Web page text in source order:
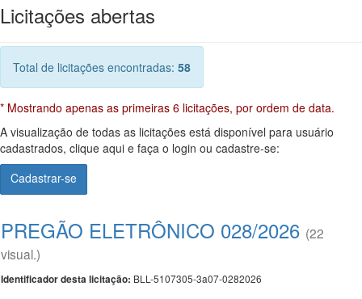
Licitações abertas
Total de licitações encontradas: 58
* Mostrando apenas as primeiras 6 licitações, por ordem de data.
A visualização de todas as licitações está disponível para usuário
cadastrados, clique aqui e faça o login ou cadastre-se:
Cadastrar-se
PREGÃO ELETRÔNICO 028/2026 (22
visual.)
Identificador desta licitação: BLL-5107305-3a07-0282026